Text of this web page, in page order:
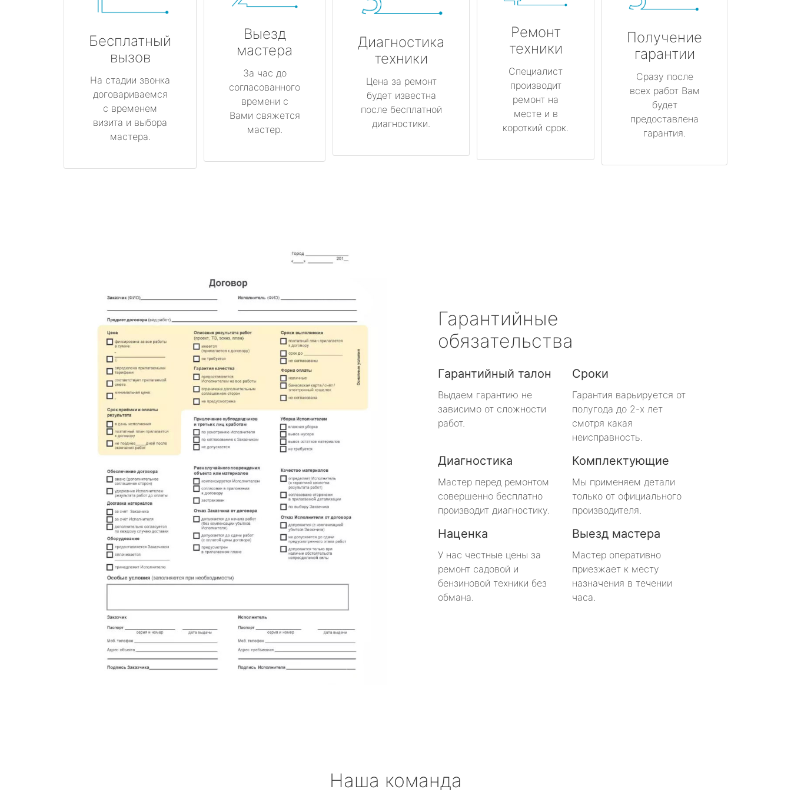
Бесплатный
вызов
На стадии звонка
договариваемся
с временем
визита и выбора
мастера.
Выезд
мастера
За час до
согласованного
времени с
Вами свяжется
мастер.
Диагностика
техники
Цена за ремонт
будет известна
после бесплатной
диагностики.
Ремонт
техники
Специалист
производит
ремонт на
месте и в
короткий срок.
Получение
гарантии
Сразу после
всех работ Вам
будет
предоставлена
гарантия.
Гарантийные
обязательства
Гарантийный талон
Выдаем гарантию не
зависимо от сложности
работ.
Сроки
Гарантия варьируется от
полугода до 2-х лет
смотря какая
неисправность.
Диагностика
Мастер перед ремонтом
совершенно бесплатно
производит диагностику.
Комплектующие
Мы применяем детали
только от официального
производителя.
Наценка
У нас честные цены за
ремонт садовой и
бензиновой техники без
обмана.
Выезд мастера
Мастер оперативно
приезжает к месту
назначения в течении
часа.
Наша команда